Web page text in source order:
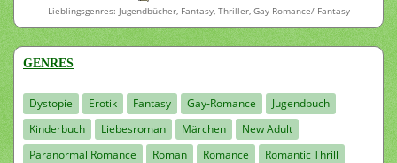
Lieblingsgenres: Jugendbücher, Fantasy, Thriller, Gay-Romance/-Fantasy
GENRES
Dystopie Erotik Fantasy Gay-Romance
Jugendbuch
Kinderbuch
Liebesroman Märchen
New Adult
Paranormal Romance
Roman Romance
Romantic Thrill